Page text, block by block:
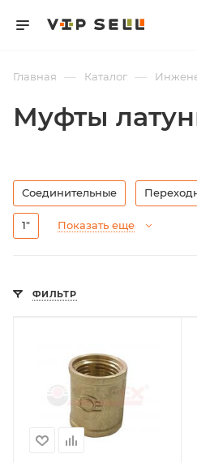
Главная — Каталог —
Муфты
Соединительные
1" Показать еще
ФИЛЬТР